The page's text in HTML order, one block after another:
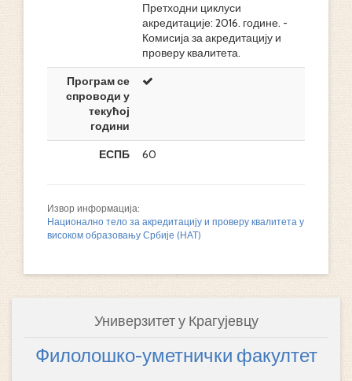
Претходни циклуси
акредитације: 2016. године. -
Комисија за акредитацију и
проверу квалитета.
Програм се
спроводи у
текућој
години
ЕСПБ
60
Извор информација:
Национално тело за акредитацију и проверу квалитета у
високом образовању Србије (НАТ)
Универзитет у Крагујевцу
Филолошко-уметнички факултет